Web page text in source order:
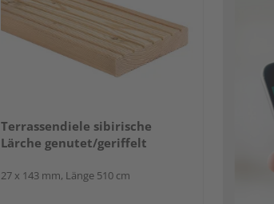
Terrassendiele sibirische
Lärche genutet/geriffelt
27 x 143 mm, Länge 510 cm